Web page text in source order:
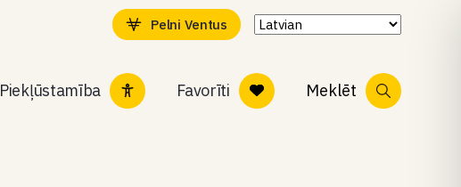
Pelni Ventus
Piekļūstamība Favorīti Meklēt